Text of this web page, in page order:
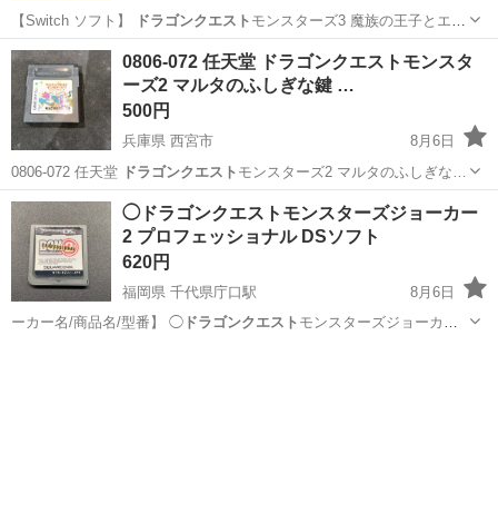
【Switch ソフト】
ドラゴンクエスト モンスターズ3 魔族の王子とエ
ル…
大分 大分市 おもちゃ
0806-072 任天堂 ドラゴンクエストモンスタ
ーズ2 マルタのふしぎな鍵 …
500円
兵庫県 西宮市
8月6日
0806-072 任天堂 ドラゴンクエスト モンスターズ2 マルタのふしぎな…
兵庫 西宮市 ポータブルゲーム
◯ドラゴンクエストモンスターズジョーカー
2 プロフェッショナル DSソフト
620円
福岡県 千代県庁口駅
8月6日
ーカー名/商品名/型番】 ◯ドラゴンクエスト モンスターズジョーカー2